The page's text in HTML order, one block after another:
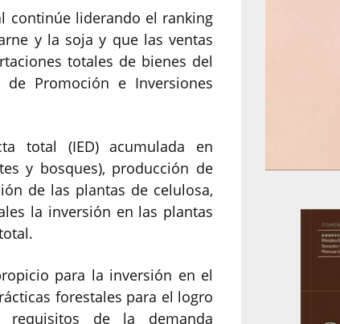
continúe liderando el ranking
y la soja y que las ventas
totales de bienes del
Promoción e Inversiones
total (IED) acumulada en
y bosques), producción de
de las plantas de celulosa,
la inversión en las plantas
para la inversión en el
forestales para el logro
requisitos de la demanda